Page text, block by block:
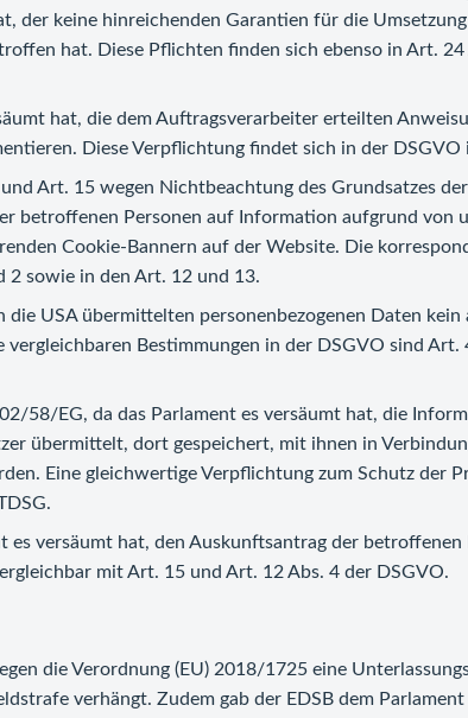
der keine hinreichenden Garantien für die
hat. Diese Pflichten finden sich ebenso in Art.
hat, die dem Auftragsverarbeiter erteilten
Diese Verpflichtung findet sich in der DSGVO
Art. 15 wegen Nichtbeachtung des Grundsatzes
betroffenen Personen auf Information aufgrund von
Cookie-Bannern auf der Website. Die
2 sowie in den Art. 12 und 13.
USA übermittelten personenbezogenen Daten kein
Bestimmungen in der DSGVO sind Art.
58/EG, da das Parlament es versäumt hat, die
übermittelt, dort gespeichert, mit ihnen in
Eine gleichwertige Verpflichtung zum Schutz der
es versäumt hat, den Auskunftsantrag der
mit Art. 15 und Art. 12 Abs. 4 der DSGVO.
die Verordnung (EU) 2018/1725 eine
verhängt. Zudem gab der EDSB dem